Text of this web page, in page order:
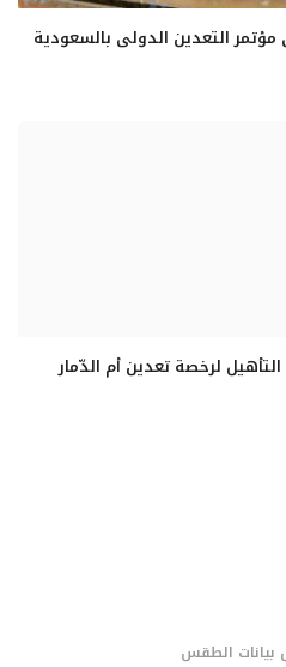
التعدين الدولى بالسعودية
لرخصة تعدين أم الدّمار
بيانات الطقس